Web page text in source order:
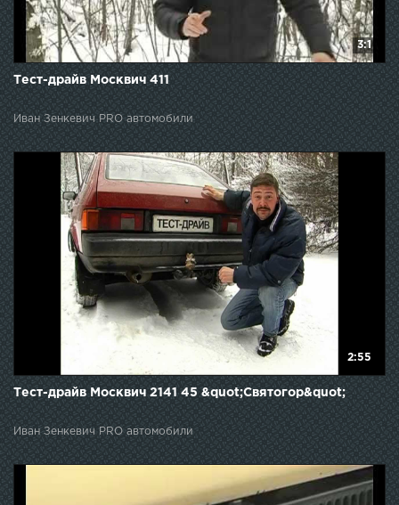
3:1
Тест-драйв Москвич 411
Иван Зенкевич PRO автомобили
2:55
Тест-драйв Москвич 2141 45 &quot;Святогор&quot;
Иван Зенкевич PRO автомобили